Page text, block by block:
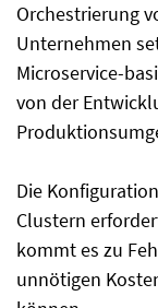
Orchestrierung
Unternehmen
Microservice-
von der
Die
Clustern
kommt es zu
unnötigen